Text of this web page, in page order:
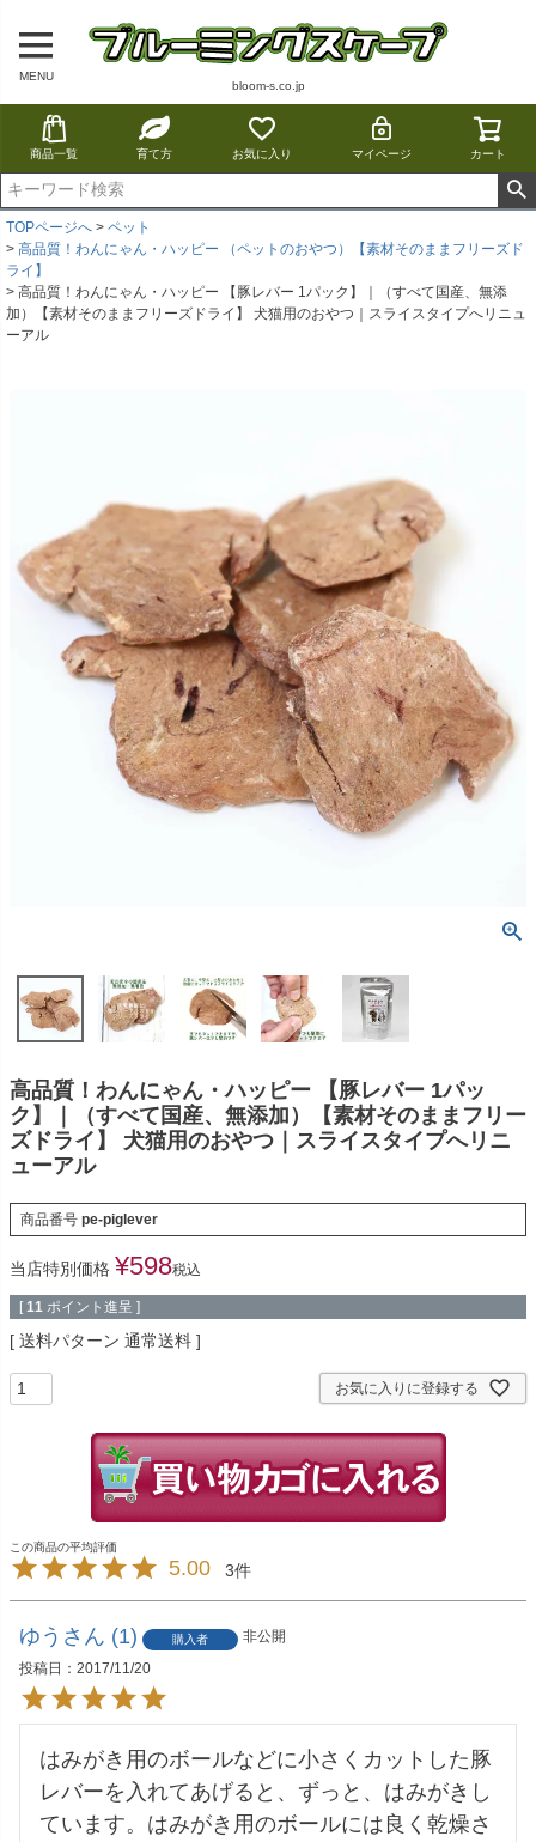
MENU
bloom-s.co.jp
商品一覧 育て方 お気に入り マイページ カート
TOPページへ
ペット
高品質！わんにゃん・ハッピー （ペットのおやつ）【素材そのままフリーズド
ライ】
高品質！わんにゃん・ハッピー 【豚レバー 1パック】｜（すべて国産、無添
加）【素材そのままフリーズドライ】 犬猫用のおやつ｜スライスタイプへリニュ
ーアル
高品質！わんにゃん・ハッピー 【豚レバー 1パッ
ク】｜（すべて国産、無添加）【素材そのままフリー
ズドライ】 犬猫用のおやつ｜スライスタイプへリニ
ューアル
商品番号 pe-piglever
当店特別価格 ¥598税込
[ 11 ポイント進呈 ]
送料パターン 通常送料
お気に入りに登録する
5.00 3
ゆう 1 購入者
非公開
投稿日
2017/11/20
はみがき用のボールなどに小さくカットした豚
レバーを入れてあげると、ずっと、はみがきし
ています。はみがき用のボールには良く乾燥さ